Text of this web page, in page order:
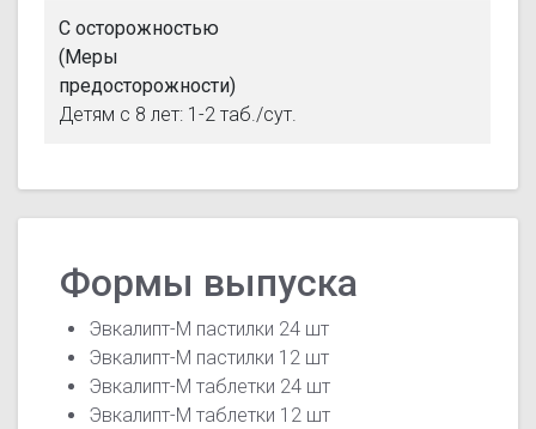
С осторожностью
(Меры
предосторожности)
Детям с 8 лет: 1-2 таб./сут.
Формы выпуска
Эвкалипт-М пастилки 24 шт
Эвкалипт-М пастилки 12 шт
Эвкалипт-М таблетки 24 шт
Эвкалипт-М таблетки 12 шт